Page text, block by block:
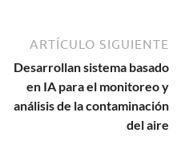
ARTÍCULO SIGUIENTE
Desarrollan sistema basado
en IA para el monitoreo y
análisis de la contaminación
del aire